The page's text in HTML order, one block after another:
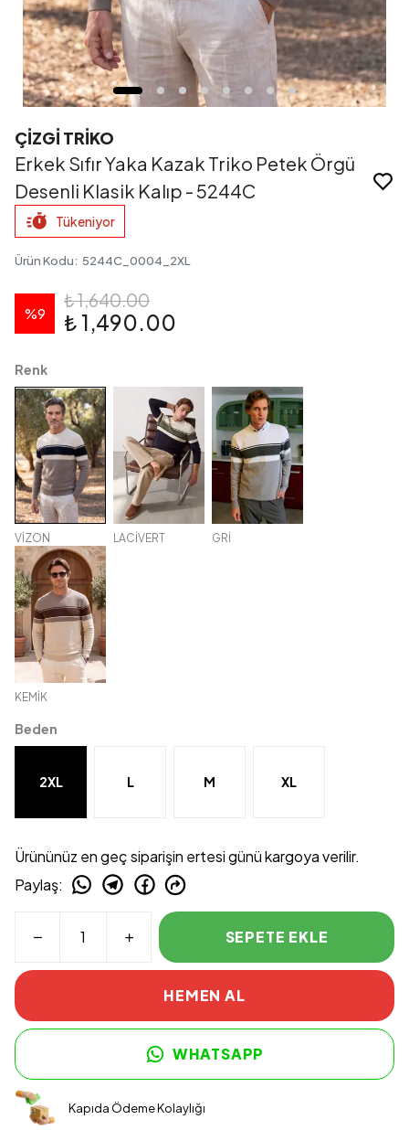
ÇİZGİ TRİKO
Erkek Sıfır Yaka Kazak Triko Petek Örgü
Desenli Klasik Kalıp - 5244C
Tükeniyor
Ürün Kodu: 5244C_0004_2XL
%9
₺ 1,640.00
₺ 1,490.00
Renk
VİZON LACİVERT GRİ
KEMİK
Beden
2XL L M XL
Ürününüz en geç siparişin ertesi günü kargoya verilir.
Paylaş:
SEPETE EKLE
HEMEN AL
WHATSAPP
Kapıda Ödeme Kolaylığı